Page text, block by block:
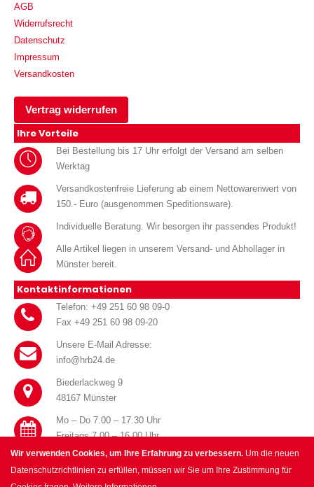
Wir verwenden Cookies, um Ihre Erfahrung zu verbessern. Um die neuen
Datenschutzrichtlinien zu erfüllen, müssen wir Sie um Ihre Zustimmung für
AGB
Widerrufsrecht
Datenschutz
Impressum
Versandkosten
Vertrag widerrufen
Ihre Vorteile
Bei Bestellung bis 17 Uhr erfolgt der Versand am selben
Werktag
Versandkostenfreie Lieferung ab einem Nettowarenwert von
150.- Euro (ausgenommen Speditionsware).
Individuelle Beratung. Wir besorgen ihr passendes Produkt!
Alle Artikel liegen in unserem Versand- und Abhollager in
Münster bereit.
Kontaktinformationen
Telefon: +49 251 60 98 09-0
Fax +49 251 60 98 09-20
Unsere E-Mail Adresse:
info@hrb24.de
Biederlackweg 9
48167 Münster
Mo – Do 7.00 – 17.30 Uhr
Freitags 7.00 – 16.00 Uhr